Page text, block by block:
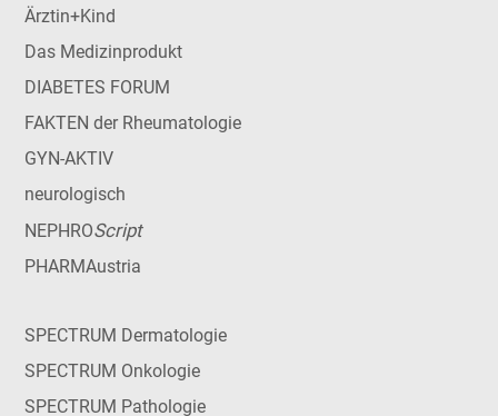
Ärztin+Kind
Das Medizinprodukt
DIABETES FORUM
FAKTEN der Rheumatologie
GYN-AKTIV
neurologisch
NEPHROScript
PHARMAustria
SPECTRUM Dermatologie
SPECTRUM Onkologie
SPECTRUM Pathologie